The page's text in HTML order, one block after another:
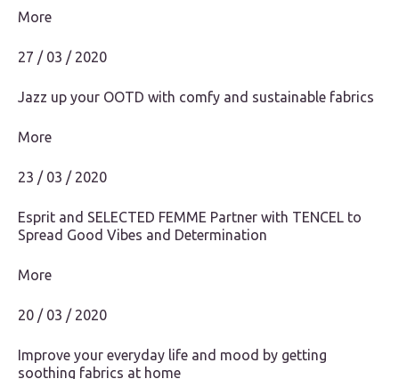
More
27 / 03 / 2020
Jazz up your OOTD with comfy and sustainable fabrics
More
23 / 03 / 2020
Esprit and SELECTED FEMME Partner with TENCEL to
Spread Good Vibes and Determination
More
20 / 03 / 2020
Improve your everyday life and mood by getting
soothing fabrics at home